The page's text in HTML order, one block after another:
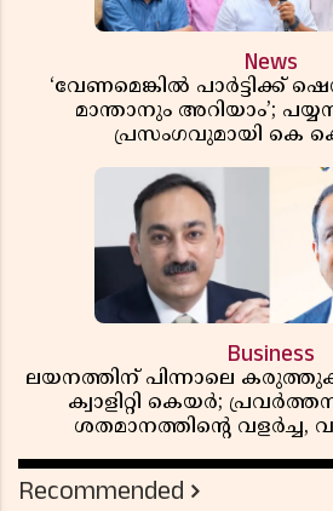
News
‘വേണമെങ്കിൽ പാർട്ടിക്ക്
മാന്താനും അറിയാം’;
പ്രസംഗവുമായി കെ
Business
ലയനത്തിന് പിന്നാലെ
ക്വാളിറ്റി കെയർ;
ശതമാനത്തിൻ്റെ വളർച്ച,
റിപ്പോർട്ട്
Recommended